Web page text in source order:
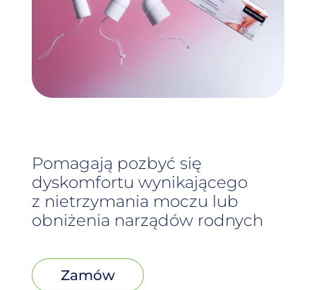
Pomagają pozbyć się
dyskomfortu wynikającego
z nietrzymania moczu lub
obniżenia narządów rodnych
Zamów